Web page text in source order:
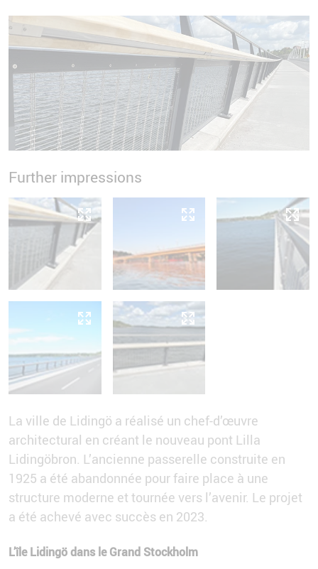
Further impressions
La ville de Lidingö a réalisé un chef-d’œuvre
architectural en créant le nouveau pont Lilla
Lidingöbron. L’ancienne passerelle construite en
1925 a été abandonnée pour faire place à une
structure moderne et tournée vers l’avenir. Le projet
a été achevé avec succès en 2023.
L’île Lidingö dans le Grand Stockholm